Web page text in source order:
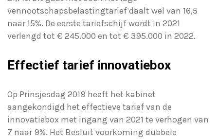
vennootschapsbelastingtarief daalt wel van 16,5
naar 15%. De eerste tariefschijf wordt in 2021
verlengd tot € 245.000 en tot € 395.000 in 2022.
Effectief tarief innovatiebox
Op Prinsjesdag 2019 heeft het kabinet
aangekondigd het effectieve tarief van de
innovatiebox met ingang van 2021 te verhogen van
7 naar 9%. Het Besluit voorkoming dubbele